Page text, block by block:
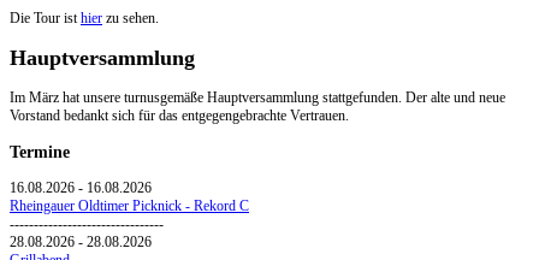
Die Tour ist hier zu sehen.
Hauptversammlung
Im März hat unsere turnusgemäße Hauptversammlung stattgefunden. Der alte und neue
Vorstand bedankt sich für das entgegengebrachte Vertrauen.
Termine
16.08.2026 - 16.08.2026
Rheingauer Oldtimer Picknick - Rekord C
--------------------------------
28.08.2026 - 28.08.2026